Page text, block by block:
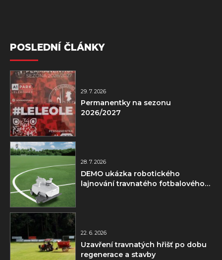
POSLEDNÍ ČLÁNKY
29. 7. 2026
Permanentky na sezonu
2026/2027
28. 7. 2026
DEMO ukázka robotického
lajnování travnatého fotbalového
22. 6. 2026
Uzavření travnatých hřišť po dobu
regenerace a stavby